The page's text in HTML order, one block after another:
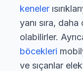
keneler
yanı sıra, daha
olabilirler.
böcekleri
ve sıçanlar